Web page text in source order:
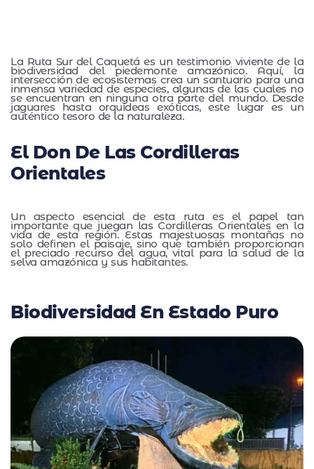
La Ruta Sur del Caquetá es un testimonio viviente de la
biodiversidad del piedemonte amazónico. Aquí, la
intersección de ecosistemas crea un santuario para una
inmensa variedad de especies, algunas de las cuales no
se encuentran en ninguna otra parte del mundo. Desde
jaguares hasta orquídeas exóticas, este lugar es un
auténtico tesoro de la naturaleza.
El Don De Las Cordilleras
Orientales
Un aspecto esencial de esta ruta es el papel tan
importante que juegan las Cordilleras Orientales en la
vida de esta región. Estas majestuosas montañas no
solo definen el paisaje, sino que también proporcionan
el preciado recurso del agua, vital para la salud de la
selva amazónica y sus habitantes.
Biodiversidad En Estado Puro